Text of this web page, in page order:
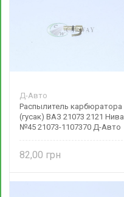
Д-Авто
Распылитель карбюратора
(гусак) ВАЗ 21073 2121 Нива
№45 21073-1107370 Д-Авто
82,00